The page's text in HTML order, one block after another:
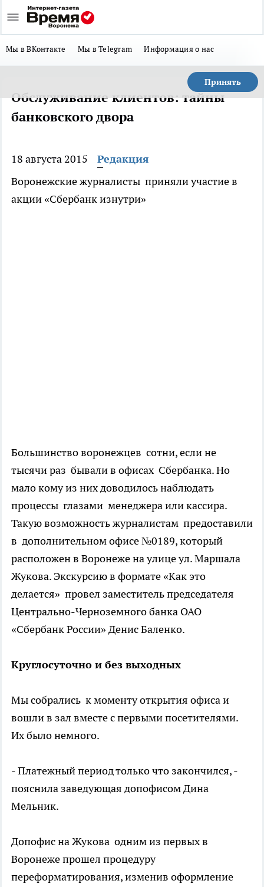
Мы в ВКонтакте Мы в Telegram Информация о нас
Принять
Обслуживание клиентов: тайны
банковского двора
18 августа 2015
Редакция
Воронежские журналисты приняли участие в
акции «Сбербанк изнутри»
Большинство воронежцев сотни, если не
тысячи раз бывали в офисах Сбербанка. Но
мало кому из них доводилось наблюдать
процессы глазами менеджера или кассира.
Такую возможность журналистам предоставили
в дополнительном офисе №0189, который
расположен в Воронеже на улице ул. Маршала
Жукова. Экскурсию в формате «Как это
делается» провел заместитель председателя
Центрально-Черноземного банка ОАО
«Сбербанк России» Денис Баленко.
Круглосуточно и без выходных
Мы собрались к моменту открытия офиса и
вошли в зал вместе с первыми посетителями.
Их было немного.
- Платежный период только что закончился, -
пояснила заведующая допофисом Дина
Мельник.
Допофис на Жукова одним из первых в
Воронеже прошел процедуру
переформатирования, изменив оформление